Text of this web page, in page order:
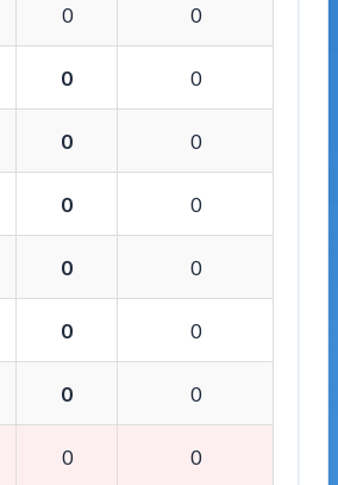
0 0
0 0
0 0
0 0
0 0
0 0
0 0
0 0